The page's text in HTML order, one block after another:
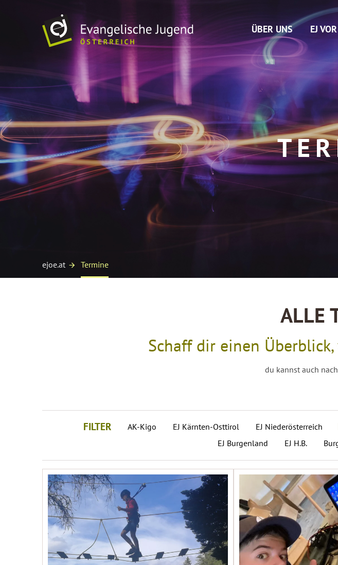
ÜBER UNS EJ
ejoe.at Termine
ALLE
Schaff dir einen
du kannst auch
FILTER AK-Kigo EJ Kärnten-Osttirol EJ Niederösterreich
EJ Burgenland
EJ H.B.